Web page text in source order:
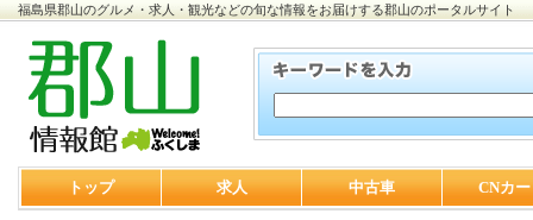
福島県郡山のグルメ・求人・観光などの旬な情報をお届けする郡山のポータルサイト
トップ 求人 中古車 CNカ